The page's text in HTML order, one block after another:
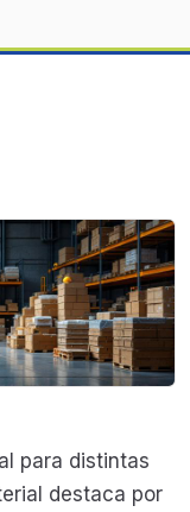
para distintas
destaca por